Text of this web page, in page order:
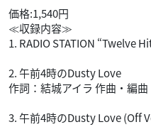
価格:1,540円
≪収録内容≫
1. RADIO STATION “Twelve
2. 午前4時のDusty Love
作詞：結城アイラ 作曲・編
3. 午前4時のDusty Love (Off